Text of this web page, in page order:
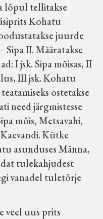
lõpul tellitakse
Kohatu
juurde
Sipa II. Määratakse
I jsk. Sipa mõisas, II
III jsk. Kohatu
ostetakse
need järgmistesse
mõis, Metsavahi,
Kütke
asunduses Männa,
tulekahjudest
vanadel tuletõrje
veel uus prits